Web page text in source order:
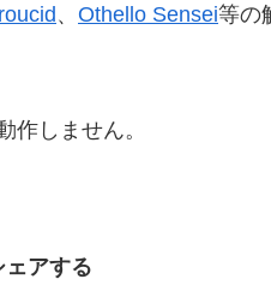
、 Othello Sensei等の
しません。
ェアする